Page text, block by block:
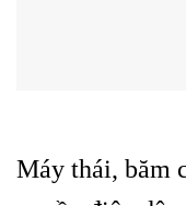
Máy thái, băm